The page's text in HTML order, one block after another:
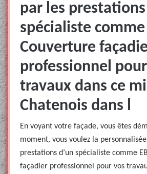
par les prestations
spécialiste comme
Couverture
professionnel
travaux dans ce
Chatenois dans l
En voyant votre façade, vous êtes
moment, vous voulez la
prestations d’un spécialiste comme
façadier professionnel pour vos